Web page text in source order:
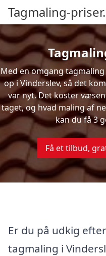
Tagmaling-
Med en omgang
op i Vinderslev, så det
var nyt. Det koster
taget, og hvad maling af
kan du få 3
Få et tilbud,
Er du på udkig
tagmaling i